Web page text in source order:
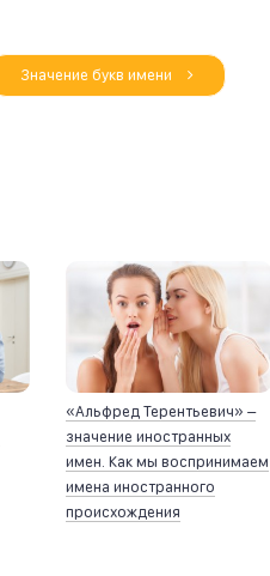
Значение букв имени
«Альфред Терентьевич» –
значение иностранных
имен. Как мы воспринимаем
имена иностранного
происхождения